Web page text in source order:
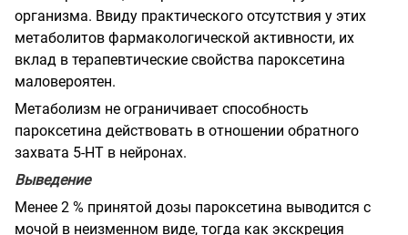
организма. Ввиду практического отсутствия у этих
метаболитов фармакологической активности, их
вклад в терапевтические свойства пароксетина
маловероятен.
Метаболизм не ограничивает способность
пароксетина действовать в отношении обратного
захвата 5-НТ в нейронах.
Выведение
Менее 2 % принятой дозы пароксетина выводится с
мочой в неизменном виде, тогда как экскреция